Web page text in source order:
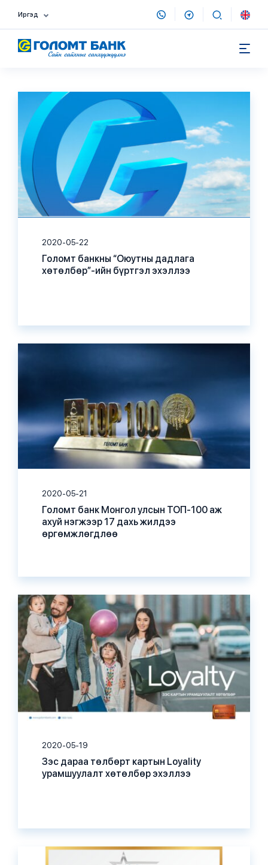
Иргэд
2020-05-22
Голомт банкны “Оюутны дадлага
хөтөлбөр”-ийн бүртгэл эхэллээ
2020-05-21
Голомт банк Монгол улсын ТОП-100 аж
ахуй нэгжээр 17 дахь жилдээ
өргөмжлөгдлөө
2020-05-19
Зэс дараа төлбөрт картын Loyality
урамшуулалт хөтөлбөр эхэллээ